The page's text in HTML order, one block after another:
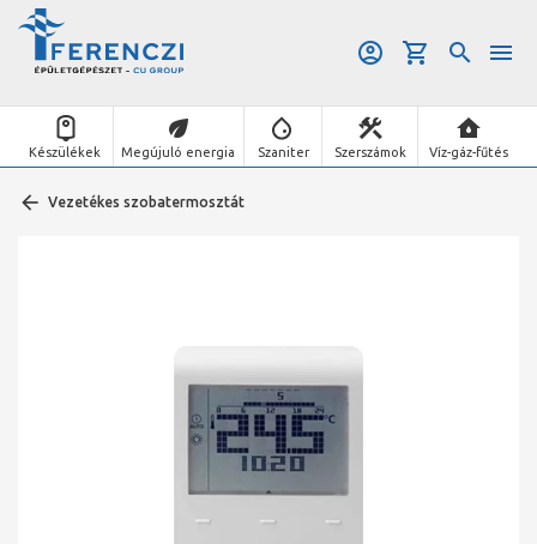
Készülékek Megújuló energia Szaniter Szerszámok Víz-gáz-fűtés
Vezetékes szobatermosztát